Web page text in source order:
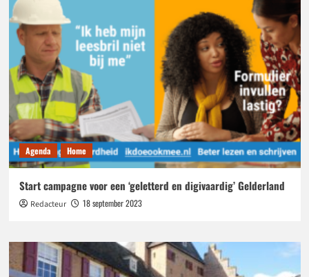
Agenda Home
Start campagne voor een ‘geletterd en digivaardig’ Gelderland
Redacteur 18 september 2023